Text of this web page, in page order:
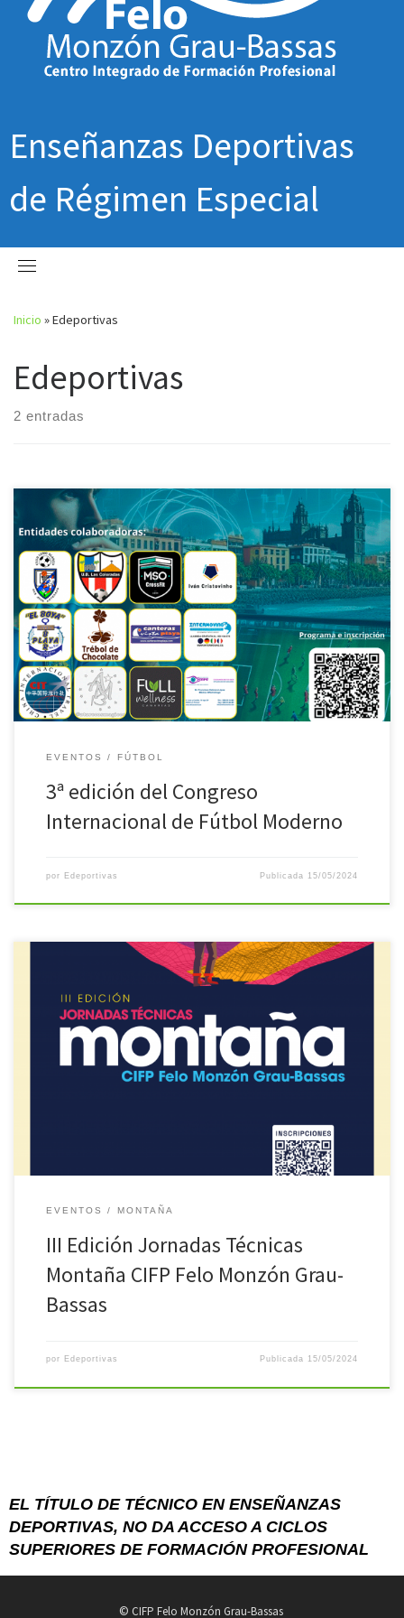
Enseñanzas Deportivas
de Régimen Especial
Inicio »Edeportivas
Edeportivas
2 entradas
Los próximos 5, 6 y 7 de junio se celebrará en nuestro Centro la 3ª
edición del Congreso Internacional de Fútbol Moderno, con una
oferta variada de prestigiosos y reconocidos ponentes, que nos
trasladarán sus conocimientos y experiencias sobre distintos
aspectos del mundo del fútbol: el entrenamiento, la preparación
física, […]
EVENTOS FÚTBOL
3ª edición del Congreso
Internacional de Fútbol Moderno
por Edeportivas Publicada 15/05/2024
Se abren las inscripciones de las III Jornadas Técnicas CIFP Felo
Monzón Grau-Bassas organizadas por nuestro centro en
colaboración de la Federación Canaria de Montañismo.No pierdas
la oportunidad de participar en un foro abierto a toda la
comunidad educativa y público general. AFORO LIMITADO.
EVENTOS MONTAÑA
III Edición Jornadas Técnicas
Montaña CIFP Felo Monzón Grau-
Bassas
por Edeportivas Publicada 15/05/2024
EL TÍTULO DE TÉCNICO EN ENSEÑANZAS
DEPORTIVAS, NO DA ACCESO A CICLOS
SUPERIORES DE FORMACIÓN PROFESIONAL
© CIFP Felo Monzón Grau-Bassas